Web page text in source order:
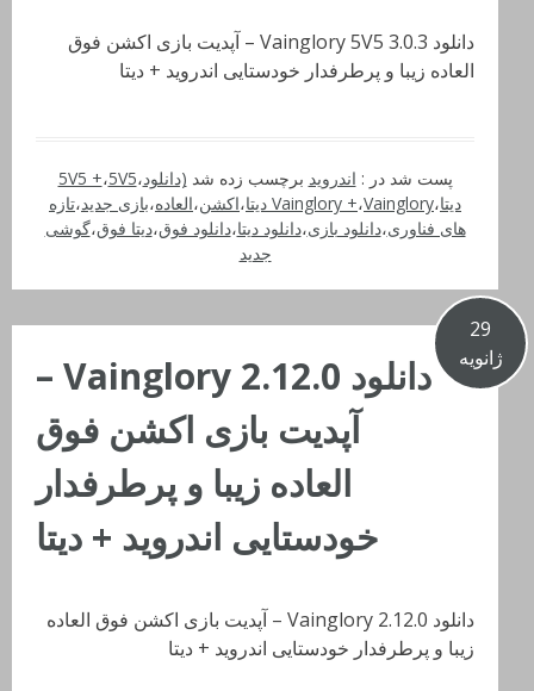
دانلود Vainglory 5V5 3.0.3 – آپدیت بازی اکشن فوق
العاده زیبا و پرطرفدار خودستایی اندروید + دیتا
پست شد در : اندروید برچسب زده شد (دانلود، 5V5 +،5V5
دیتا، Vainglory +،Vainglory دیتا ،اکشن،العاده،بازی جدید،تازه
های فناوری،دانلود بازی،دانلود دیتا،دانلود فوق،دیتا فوق،گوشی
جدید
29
ژانویه
دانلود Vainglory 2.12.0 –
آپدیت بازی اکشن فوق
العاده زیبا و پرطرفدار
خودستایی اندروید + دیتا
دانلود Vainglory 2.12.0 – آپدیت بازی اکشن فوق العاده
زیبا و پرطرفدار خودستایی اندروید + دیتا